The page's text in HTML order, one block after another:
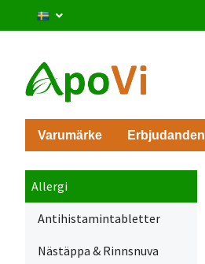
Varumärke Erbjudanden
Allergi
Antihistamintabletter
Nästäppa & Rinnsnuva